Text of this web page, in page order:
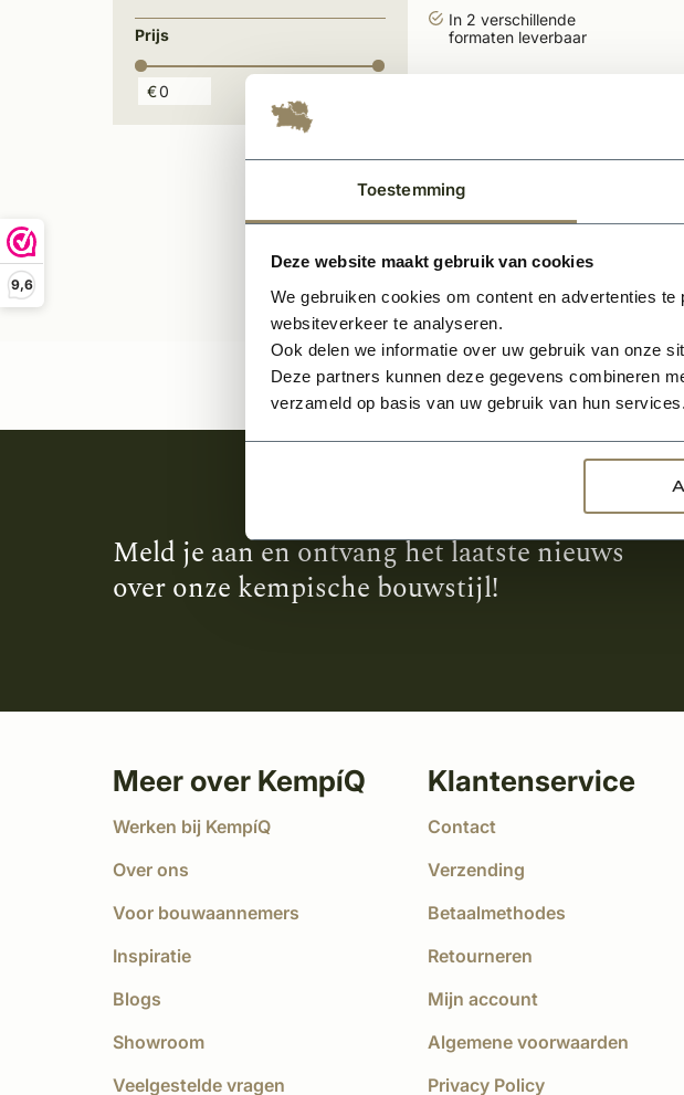
Toestemming
Deze website maakt gebruik van cookies
We gebruiken cookies om content en advertenties
websiteverkeer te analyseren.
Ook delen we informatie over uw gebruik van onze
Deze partners kunnen deze gegevens combineren
verzameld op basis van uw gebruik van hun services.
9,6
Prijs
€
In 2 verschillende
formaten leverbaar
Meld je aan en ontvang het laatste nieuws
over onze kempische bouwstijl!
Meer over KempíQ
Werken bij KempíQ
Over ons
Voor bouwaannemers
Inspiratie
Blogs
Showroom
Veelgestelde vragen
Klantenservice
Contact
Verzending
Betaalmethodes
Retourneren
Mijn account
Algemene voorwaarden
Privacy Policy